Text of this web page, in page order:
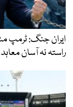
ایران جنگ: ٹرمپ
راستہ نہ آسان